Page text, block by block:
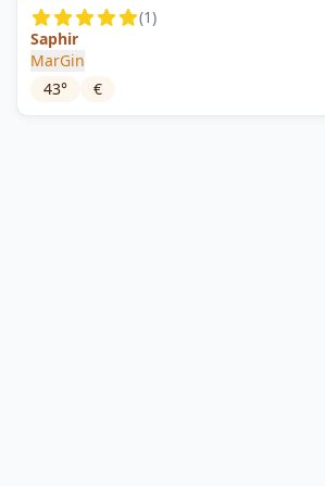
(1)
Saphir
MarGin
43° €